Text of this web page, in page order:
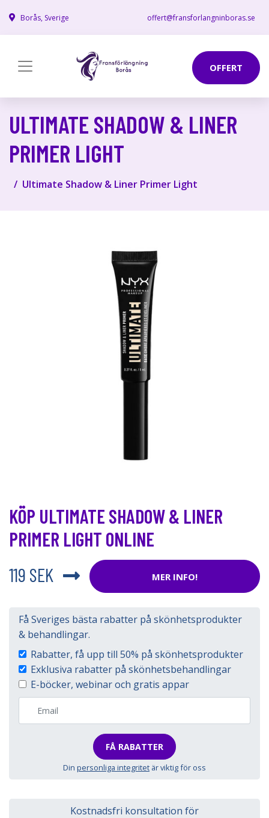
Borås, Sverige offert@fransforlangninboras.se
OFFERT
ULTIMATE SHADOW & LINER
PRIMER LIGHT
Ultimate Shadow & Liner Primer Light
KÖP ULTIMATE SHADOW & LINER
PRIMER LIGHT ONLINE
119 SEK
MER INFO!
Få Sveriges bästa rabatter på skönhetsprodukter
& behandlingar.
Rabatter, få upp till 50% på skönhetsprodukter
Exklusiva rabatter på skönhetsbehandlingar
E-böcker, webinar och gratis appar
FÅ RABATTER
Din personliga integritet är viktig för oss
Kostnadsfri konsultation för